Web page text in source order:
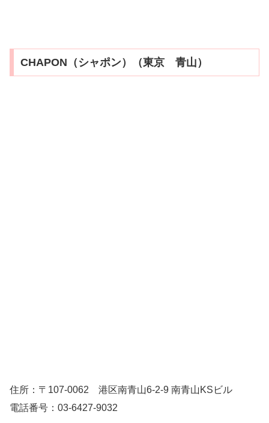
CHAPON（シャポン）（東京 青山）
住所：〒107-0062 港区南青山6-2-9 南青山KSビル
電話番号：03-6427-9032